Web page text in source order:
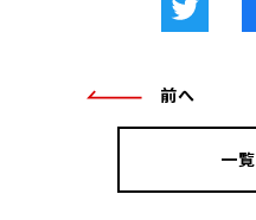
前へ
一